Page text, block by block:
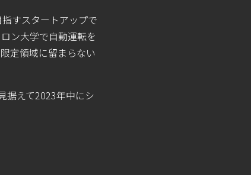
すスタートアップで
ン⼤学で自動運転を
定領域に留まらない
据えて2023年中にシ